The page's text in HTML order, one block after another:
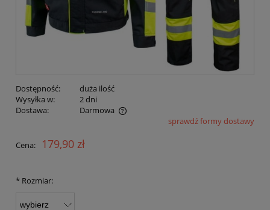
Dostępność:
duża ilość
Wysyłka w:
2 dni
Dostawa:
Darmowa
Cena nie zawiera ewentualnych kosztów płatnościsprawdź formy dostawy
Cena: 179,90 zł
* Rozmiar: